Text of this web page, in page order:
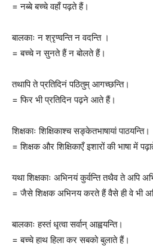
= नब्बे बच्चे वहाँ पढ़ते हैं।
बालकाः न श्रृण्वन्ति न वदन्ति ।
= बच्चे न सुनते हैं न बोलते हैं।
तथापि ते प्रतिदिनं पठितुम् आगच्छन्ति।
= फिर भी प्रतिदिन पढ़ने आते हैं।
शिक्षकाः शिक्षिकाश्च सङ्केतभाषायां पाठयन्ति।
= शिक्षक और शिक्षिकाएँ इशारों की भाषा में
यथा शिक्षकाः अभिनयं कुर्वन्ति तथैव ते अपि
= जैसे शिक्षक अभिनय करते हैं वैसे ही वे भी
बालकाः हस्तं धृत्वा सर्वान् आह्वयन्ति।
= बच्चे हाथ हिला कर सबको बुलाते हैं।